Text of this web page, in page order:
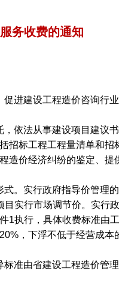
务收费的通知
进建设工程造价咨询行
依法从事建设项目建议
招标工程工程量清单和招
造价经济纠纷的鉴定、提
。实行政府指导价管理
目实行市场调节价。实行
1执行，具体收费标准由
20% ，下浮不低于经营成本
准由省建设工程造价管